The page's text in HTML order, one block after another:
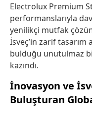
Electrolux Premium
performanslarıyla
yenilikçi mutfak
İsveç’in zarif tasarım
bulduğu unutulmaz
kazındı.
İnovasyon ve
Buluşturan